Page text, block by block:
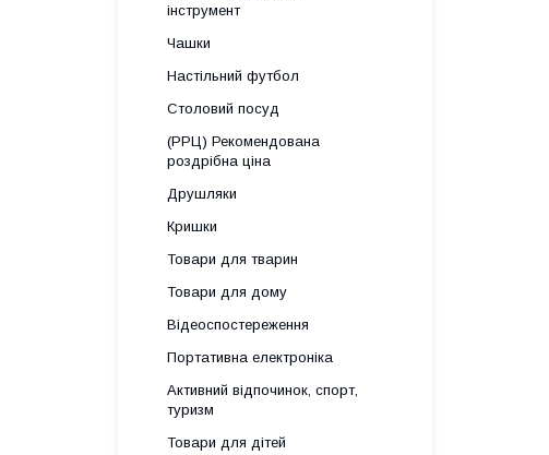
інструмент
Чашки
Настільний футбол
Столовий посуд
(РРЦ) Рекомендована
роздрібна ціна
Друшляки
Кришки
Товари для тварин
Товари для дому
Відеоспостереження
Портативна електроніка
Активний відпочинок, спорт,
туризм
Товари для дітей